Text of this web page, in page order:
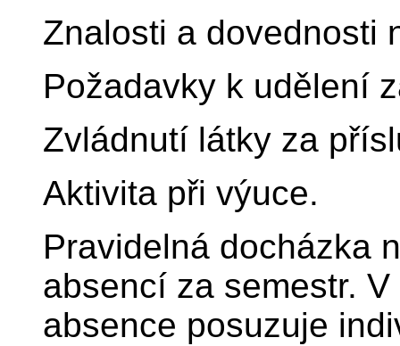
Znalosti a dovednosti
Požadavky k udělení
Zvládnutí látky za
Aktivita při výuce.
Pravidelná docházka
absencí za semestr.
absence posuzuje